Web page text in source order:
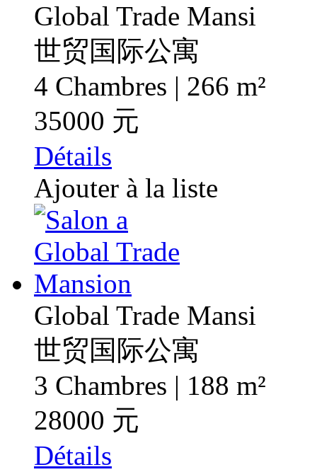
Global Trade Mansi
世贸国际公寓
4 Chambres | 266 m²
35000 元
Détails
Ajouter à la liste
Global Trade Mansi
世贸国际公寓
3 Chambres | 188 m²
28000 元
Détails